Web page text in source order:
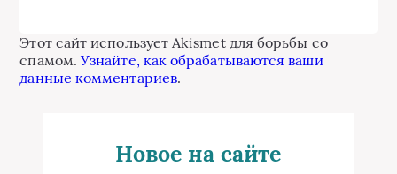
Этот сайт использует Akismet для борьбы со
спамом.Узнайте, как обрабатываются ваши
данные комментариев.
Новое на сайте